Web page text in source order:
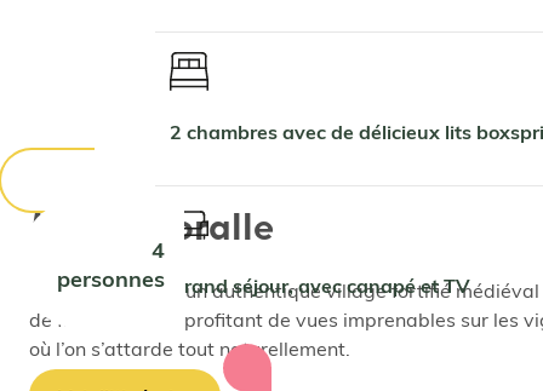
4
personnes
2 chambres avec de délicieux lits
Grand séjour, avec canapé et TV
Montefioralle
Montefioralle est un authentique village fortifié
de fleurs, tout en profitant de vues imprenables sur les
où l’on s’attarde tout naturellement.